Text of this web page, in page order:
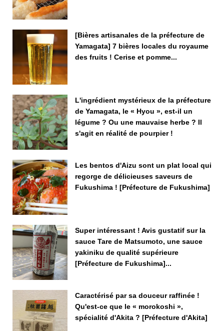
[Bières artisanales de la préfecture de
Yamagata] 7 bières locales du royaume
des fruits ! Cerise et pomme...
L'ingrédient mystérieux de la préfecture
de Yamagata, le « Hyou », est-il un
légume ? Ou une mauvaise herbe ? Il
s'agit en réalité de pourpier !
Les bentos d'Aizu sont un plat local qui
regorge de délicieuses saveurs de
Fukushima ! [Préfecture de Fukushima]
Super intéressant ! Avis gustatif sur la
sauce Tare de Matsumoto, une sauce
yakiniku de qualité supérieure
[Préfecture de Fukushima]...
Caractérisé par sa douceur raffinée !
Qu'est-ce que le « morokoshi »,
spécialité d'Akita ? [Préfecture d'Akita]